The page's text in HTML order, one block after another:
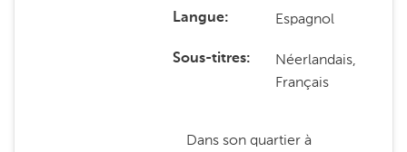
Langue Espagnol
Sous-titres
Néerlandais,
Français
Dans son quartier à